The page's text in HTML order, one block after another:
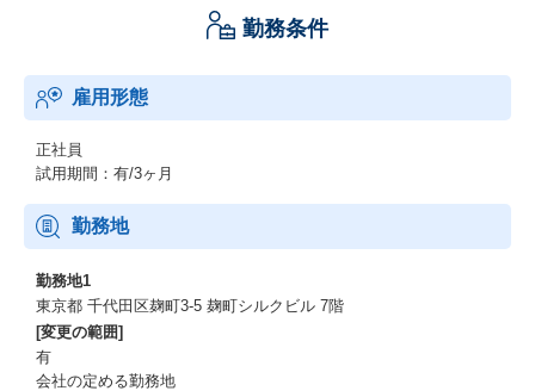
勤務条件
雇用形態
正社員
試用期間：有/3ヶ月
勤務地
勤務地1
東京都 千代田区麹町3-5 麹町シルクビル 7階
[変更の範囲]
有
会社の定める勤務地